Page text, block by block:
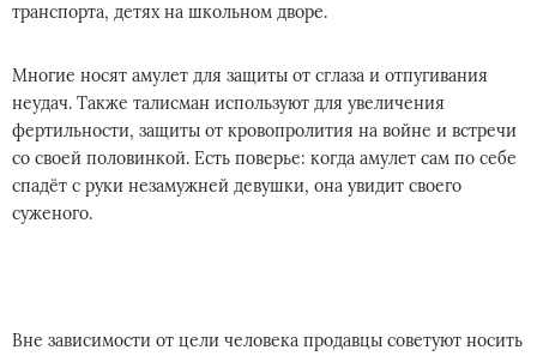
транспорта, детях на школьном дворе.
Многие носят амулет для защиты от сглаза и отпугивания
неудач. Также талисман используют для увеличения
фертильности, защиты от кровопролития на войне и встречи
со своей половинкой. Есть поверье: когда амулет сам по себе
спадёт с руки незамужней девушки, она увидит своего
суженого.
Вне зависимости от цели человека продавцы советуют носить